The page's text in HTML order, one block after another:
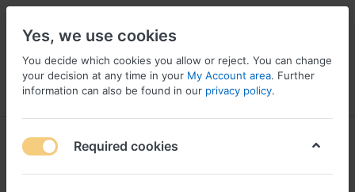
Menu Log in Compare Wishlist
Yes, we use cookies
You decide which cookies you allow or reject. You can change
your decision at any time in your My Account area. Further
information can also be found in our privacy policy.
Required cookies